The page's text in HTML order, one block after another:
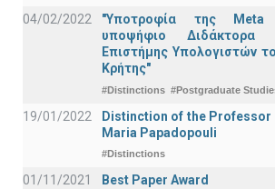
04/02/2022
"Υποτροφία της Meta
υποψήφιο Διδάκτορα
Επιστήμης Υπολογιστών
Κρήτης"
#Distinctions #Postgraduate
19/01/2022
Distinction of the Professor
Maria Papadopouli
#Distinctions
01/11/2021 Best Paper Award